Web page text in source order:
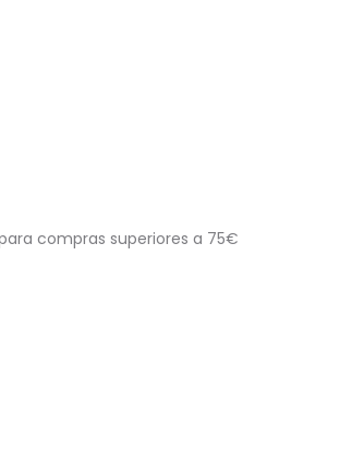
compras superiores a 75€